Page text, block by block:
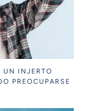
UN INJERTO
PREOCUPARSE